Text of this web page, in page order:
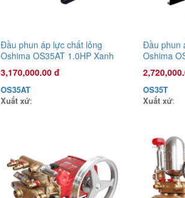
Đầu phun áp lực
Vàng COV22R
1,135,000.00 đ
Đầu phun áp lực chất lỏng
Oshima OS35AT 1.0HP Xanh
đậm (hoạt động bằng sức kéo
động cơ)
3,170,000.00 đ
OS35AT
Xuất xứ:
Đầu phun
Oshima
đậm (hoạt
động cơ)
OS35T
Xuất xứ: